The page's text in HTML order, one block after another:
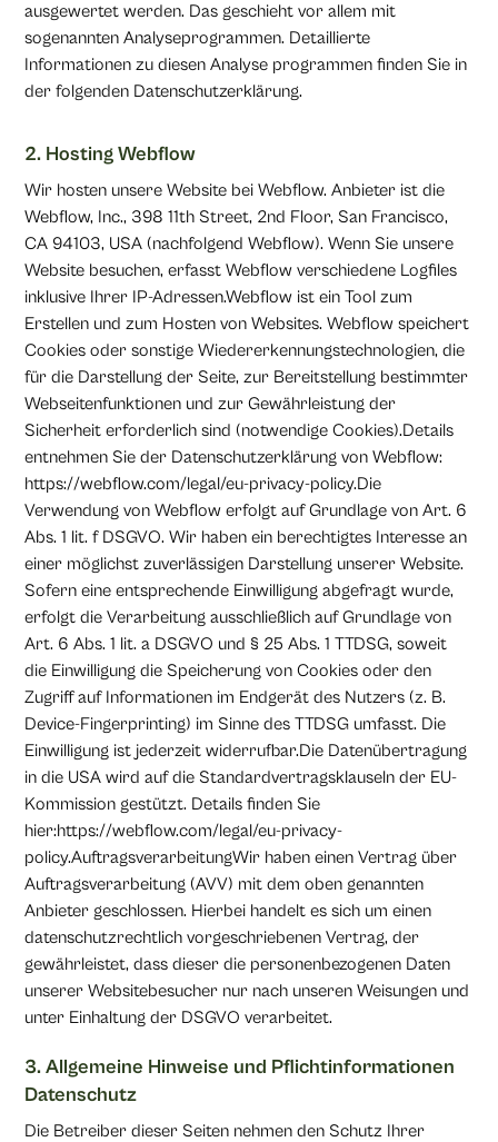
ausgewertet werden. Das geschieht vor allem mit
sogenannten Analyseprogrammen. Detaillierte
Informationen zu diesen Analyse programmen finden Sie in
der folgenden Datenschutzerklärung.
2. Hosting Webflow
Wir hosten unsere Website bei Webflow. Anbieter ist die
Webflow, Inc., 398 11th Street, 2nd Floor, San Francisco,
CA 94103, USA (nachfolgend Webflow). Wenn Sie unsere
Website besuchen, erfasst Webflow verschiedene Logfiles
inklusive Ihrer IP-Adressen.Webflow ist ein Tool zum
Erstellen und zum Hosten von Websites. Webflow speichert
Cookies oder sonstige Wiedererkennungstechnologien, die
für die Darstellung der Seite, zur Bereitstellung bestimmter
Webseitenfunktionen und zur Gewährleistung der
Sicherheit erforderlich sind (notwendige Cookies).Details
entnehmen Sie der Datenschutzerklärung von Webflow:
https://webflow.com/legal/eu-privacy-policy.Die
Verwendung von Webflow erfolgt auf Grundlage von Art. 6
Abs. 1 lit. f DSGVO. Wir haben ein berechtigtes Interesse an
einer möglichst zuverlässigen Darstellung unserer Website.
Sofern eine entsprechende Einwilligung abgefragt wurde,
erfolgt die Verarbeitung ausschließlich auf Grundlage von
Art. 6 Abs. 1 lit. a DSGVO und § 25 Abs. 1 TTDSG, soweit
die Einwilligung die Speicherung von Cookies oder den
Zugriff auf Informationen im Endgerät des Nutzers (z. B.
Device-Fingerprinting) im Sinne des TTDSG umfasst. Die
Einwilligung ist jederzeit widerrufbar.Die Datenübertragung
in die USA wird auf die Standardvertragsklauseln der EU-
Kommission gestützt. Details finden Sie
hier:https://webflow.com/legal/eu-privacy-
policy.AuftragsverarbeitungWir haben einen Vertrag über
Auftragsverarbeitung (AVV) mit dem oben genannten
Anbieter geschlossen. Hierbei handelt es sich um einen
datenschutzrechtlich vorgeschriebenen Vertrag, der
gewährleistet, dass dieser die personenbezogenen Daten
unserer Websitebesucher nur nach unseren Weisungen und
unter Einhaltung der DSGVO verarbeitet.
3. Allgemeine Hinweise und Pflichtinformationen
Datenschutz
Die Betreiber dieser Seiten nehmen den Schutz Ihrer